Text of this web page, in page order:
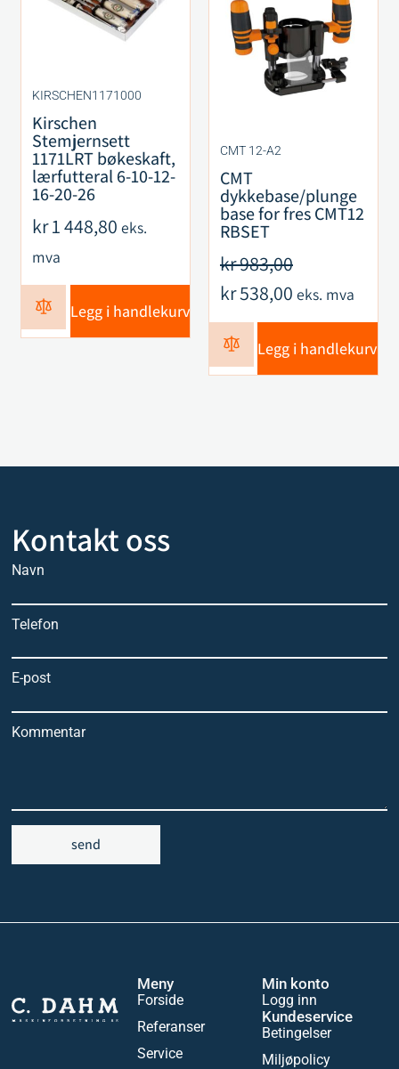
KIRSCHEN1171000
Kirschen
Stemjernsett
1171LRT bøkeskaft,
lærfutteral 6-10-12-
16-20-26
kr1 448,80 eks.
mva
Legg i handlekurv
CMT 12-A2
CMT
dykkebase/plunge
base for fres CMT12
RBSET
kr983,00
kr538,00 eks. mva
Legg i handlekurv
Kontakt oss
Navn
Telefon
E-post
Kommentar
send
Meny
Forside
Referanser
Service
Min konto
Logg inn
Kundeservice
Betingelser
Miljøpolicy